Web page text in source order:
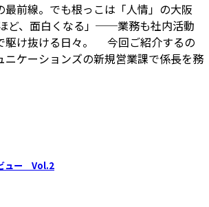
最前線。でも根っこは「人情」の大阪
ど、面白くなる」──業務も社内活動
駆け抜ける日々。 今回ご紹介するの
ニケーションズの新規営業課で係長を務
ビュー Vol.2